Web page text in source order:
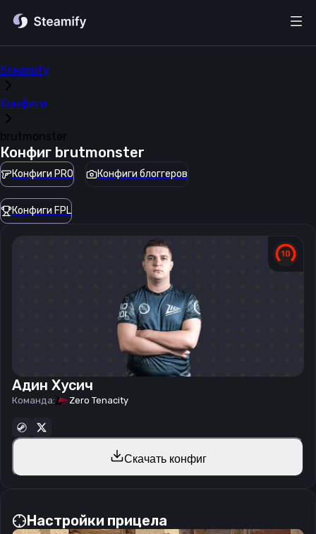
Steamify
Конфиги
brutmonster
Конфиг brutmonster
Конфиги PRO Конфиги блоггеров
Конфиги FPL
Адин Хусич
Команда: Zero Tenacity
Скачать конфиг
Настройки прицела